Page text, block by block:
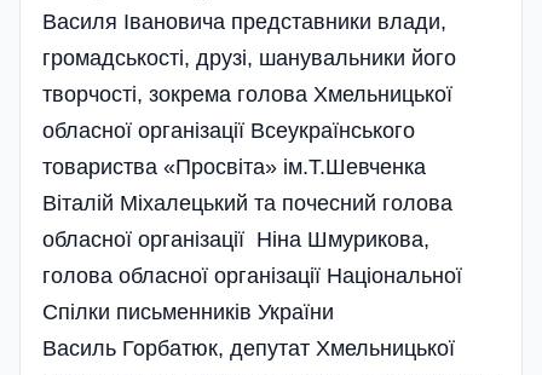
Василя Івановича представники влади,
громадськості, друзі, шанувальники його
творчості, зокрема голова Хмельницької
обласної організації Всеукраїнського
товариства «Просвіта» ім.Т.Шевченка
Віталій Міхалецький та почесний голова
обласної організації Ніна Шмурикова,
голова обласної організації Національної
Спілки письменників України
Василь Горбатюк, депутат Хмельницької